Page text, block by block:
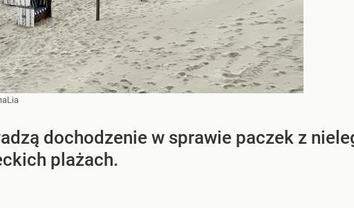
dochodzenie w sprawie paczek z
plażach.